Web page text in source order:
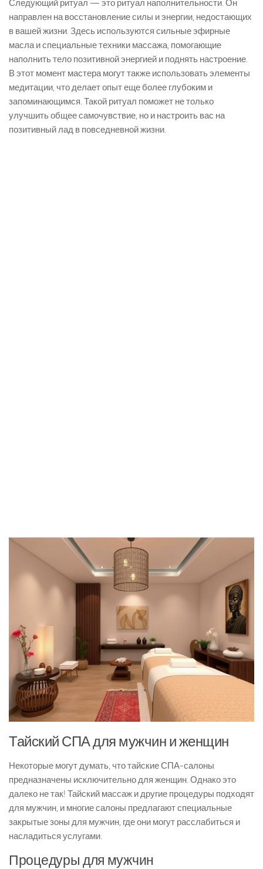
Следующий ритуал — это ритуал наполнительности. Он
направлен на восстановление силы и энергии, недостающих
в вашей жизни. Здесь используются сильные эфирные
масла и специальные техники массажа, помогающие
наполнить тело позитивной энергией и поднять настроение.
В этот момент мастера могут также использовать элементы
медитации, что делает опыт еще более глубоким и
запоминающимся. Такой ритуал поможет не только
улучшить общее самочувствие, но и настроить вас на
позитивный лад в повседневной жизни.
Тайский СПА для мужчин и женщин
Некоторые могут думать, что тайские СПА-салоны
предназначены исключительно для женщин. Однако это
далеко не так! Тайский массаж и другие процедуры подходят
для мужчин, и многие салоны предлагают специальные
закрытые зоны для мужчин, где они могут расслабиться и
насладиться услугами.
Процедуры для мужчин